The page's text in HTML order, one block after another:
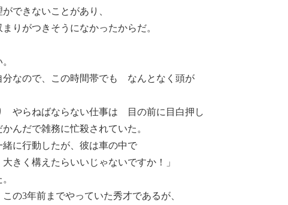
できないことがあり、
りがつきそうになかったからだ。
分なので、この時間帯でも なんとなく頭が
やらねばならない仕事は 目の前に目白押し
んだで雑務に忙殺されていた。
に行動したが、彼は車の中で
きく構えたらいいじゃないですか！」
の3年前までやっていた秀才であるが、